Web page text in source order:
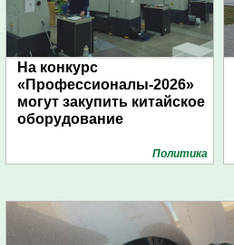
На конкурс
«Профессионалы-2026»
могут закупить китайское
оборудование
Политика